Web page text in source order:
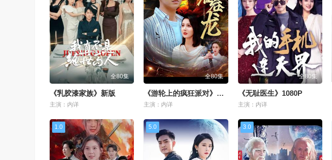
全80集
《乳胶漆家族》新版
主演：内详
全80集
《游轮上的疯狂派对》蓝光
主演：内详
全80集
《无耻医生》1080P
主演：内详
1.0 5.0 3.0